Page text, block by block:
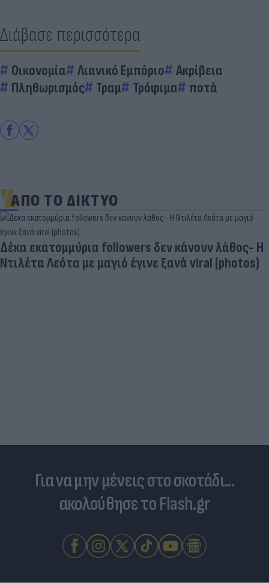
Διάβασε περισσότερα
Οικονομία Λιανικό Εμπόριο
Ακρίβεια
Πληθωρισμός
Τραμ Τρόφιμα ποτά
ΑΠΟ ΤΟ ΔΙΚΤΥΟ
Δέκα εκατομμύρια followers δεν κάνουν λάθος- Η
Ντιλέτα Λεότα με μαγιό έγινε ξανά viral (photos)
Για να μην μένεις στο σκοτάδι...
ακολούθησε το Flash.gr